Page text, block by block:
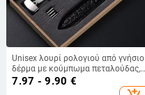
Unisex λουρί ρολογιού από γνήσιο
δέρμα με κούμπωμα πεταλούδας,
Xiangshiman, Άνοιξη 2024
7.97 - 9.90 €